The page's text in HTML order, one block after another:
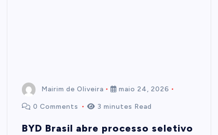
Mairim de Oliveira maio 24, 2026
0 Comments 3 minutes Read
BYD Brasil abre processo seletivo